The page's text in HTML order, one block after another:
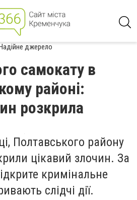
джерело
самокату в
районі:
розкрила
Полтавського району
цікавий злочин. За
кримінальне
слідчі дії.